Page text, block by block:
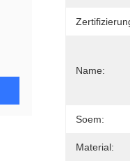
Name:
Soem:
Material: